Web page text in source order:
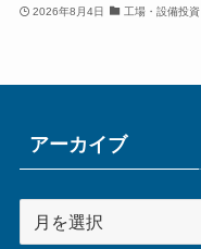
2026年8月4日 工場・設備投資
アーカイブ
ー